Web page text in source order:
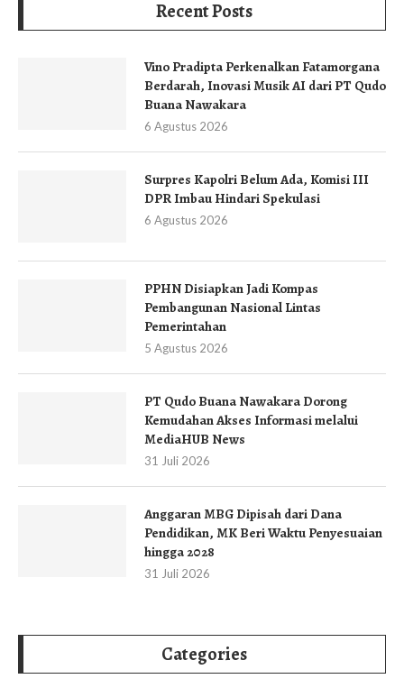
Recent Posts
Vino Pradipta Perkenalkan Fatamorgana
Berdarah, Inovasi Musik AI dari PT Qudo
Buana Nawakara
6 Agustus 2026
Surpres Kapolri Belum Ada, Komisi III
DPR Imbau Hindari Spekulasi
6 Agustus 2026
PPHN Disiapkan Jadi Kompas
Pembangunan Nasional Lintas
Pemerintahan
5 Agustus 2026
PT Qudo Buana Nawakara Dorong
Kemudahan Akses Informasi melalui
MediaHUB News
31 Juli 2026
Anggaran MBG Dipisah dari Dana
Pendidikan, MK Beri Waktu Penyesuaian
hingga 2028
31 Juli 2026
Categories